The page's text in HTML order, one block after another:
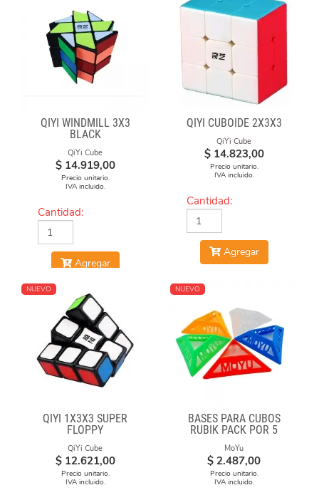
QIYI WINDMILL 3X3
BLACK
QiYi Cube
$ 14.919,00
Precio unitario.
IVA incluido.
Cantidad:
Agregar
QIYI CUBOIDE 2X3X3
QiYi Cube
$ 14.823,00
Precio unitario.
IVA incluido.
Cantidad:
Agregar
NUEVO
QIYI 1X3X3 SUPER
FLOPPY
QiYi Cube
$ 12.621,00
Precio unitario.
IVA incluido.
NUEVO
BASES PARA CUBOS
RUBIK PACK POR 5
UNIDADES
MoYu
$ 2.487,00
Precio unitario.
IVA incluido.